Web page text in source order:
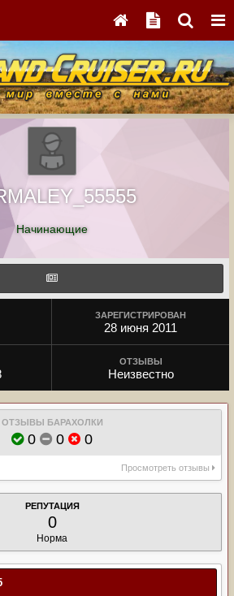
Начинающие
ЗАРЕГИСТРИРОВАН
28 июня 2011
ОТЗЫВЫ
Неизвестно
ОТЗЫВЫ БАРАХОЛКИ
0 0 0
Просмотреть отзывы
РЕПУТАЦИЯ
0
Норма